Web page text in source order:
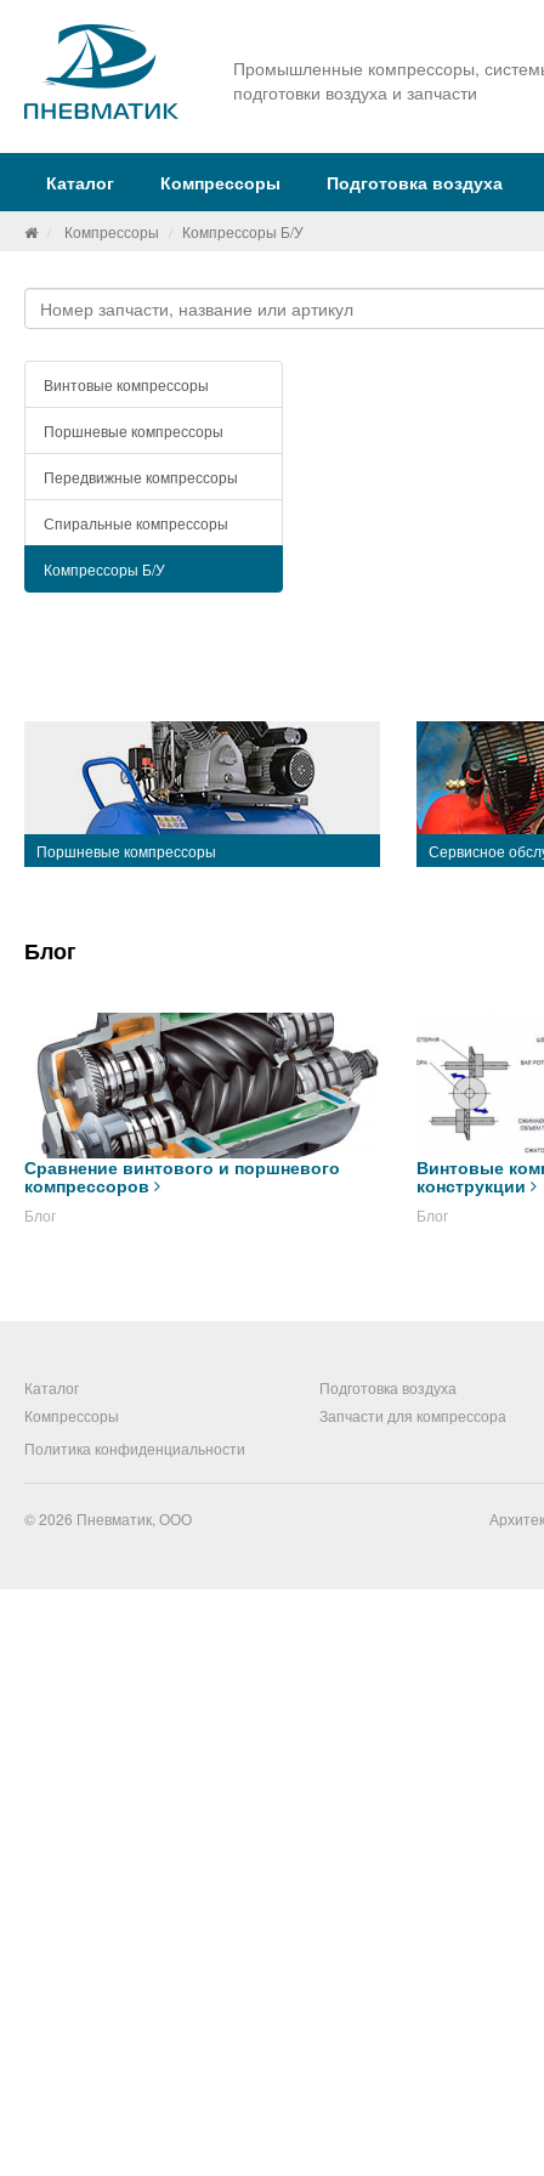
Промышленные компрессоры,
подготовки воздуха и запчасти
Каталог Компрессоры Подготовка воздуха
Компрессоры Компрессоры Б/У
Винтовые компрессоры
Поршневые компрессоры
Передвижные компрессоры
Спиральные компрессоры
Компрессоры Б/У
Поршневые компрессоры Сервисное
Блог
Сравнение винтового и поршневого
компрессоров
Блог
Винтовые
конструкции
Блог
Каталог
Компрессоры
Подготовка воздуха
Запчасти для компрессора
Политика конфиденциальности
© 2026 Пневматик, ООО